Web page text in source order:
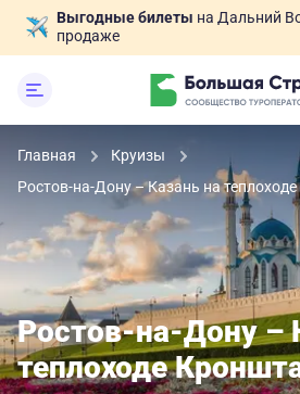
Выгодные билеты на Дальний
продаже
Главная
Круизы
Ростов-на-Дону – Казань на
Ростов-на-Дону –
теплоходе